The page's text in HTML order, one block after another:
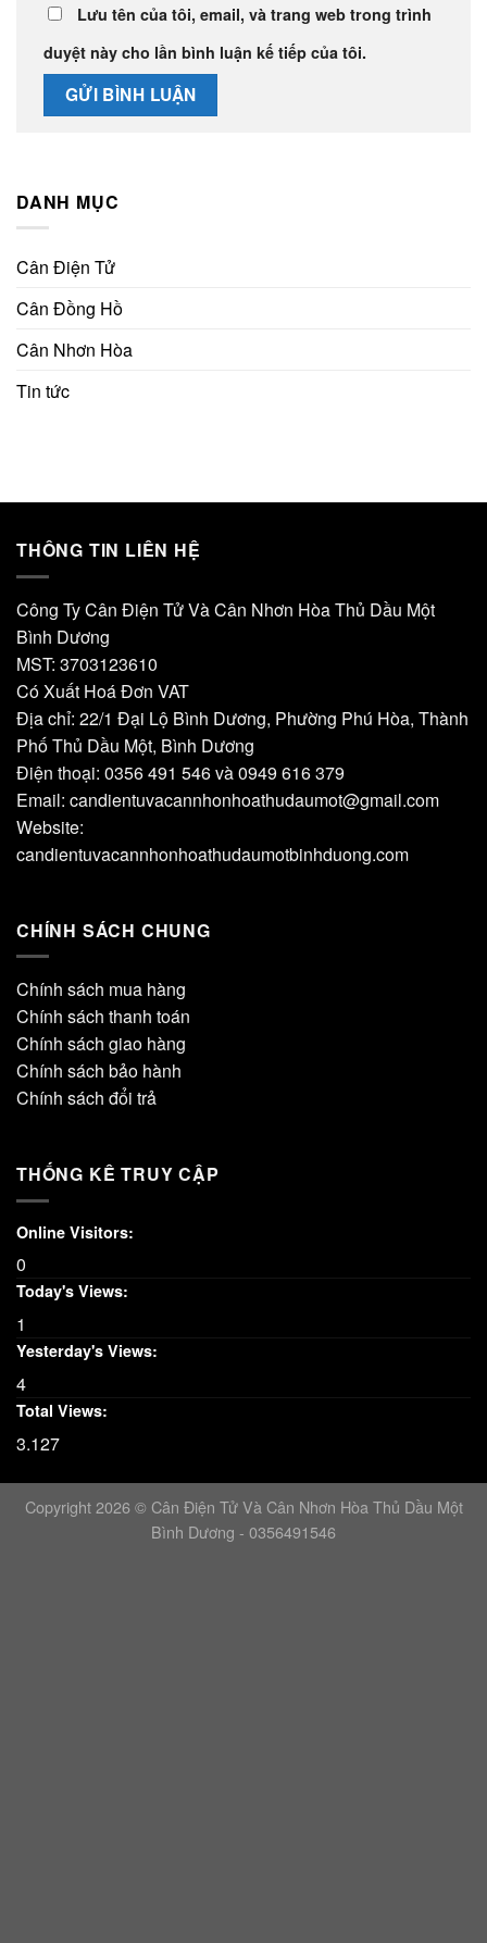
Lưu tên của tôi, email, và trang web trong trình
duyệt này cho lần bình luận kế tiếp của tôi.
DANH MỤC
Cân Điện Tử
Cân Đồng Hồ
Cân Nhơn Hòa
Tin tức
THÔNG TIN LIÊN HỆ
Công Ty Cân Điện Tử Và Cân Nhơn Hòa Thủ Dầu Một
Bình Dương
MST: 3703123610
Có Xuất Hoá Đơn VAT
Địa chỉ: 22/1 Đại Lộ Bình Dương, Phường Phú Hòa, Thành
Phố Thủ Dầu Một, Bình Dương
Điện thoại: 0356 491 546 và 0949 616 379
Email: candientuvacannhonhoathudaumot@gmail.com
Website:
candientuvacannhonhoathudaumotbinhduong.com
CHÍNH SÁCH CHUNG
Chính sách mua hàng
Chính sách thanh toán
Chính sách giao hàng
Chính sách bảo hành
Chính sách đổi trả
THỐNG KÊ TRUY CẬP
Online Visitors:
0
Today's Views:
1
Yesterday's Views:
4
Total Views:
3.127
Copyright 2026 © Cân Điện Tử Và Cân Nhơn Hòa Thủ Dầu Một
Bình Dương - 0356491546